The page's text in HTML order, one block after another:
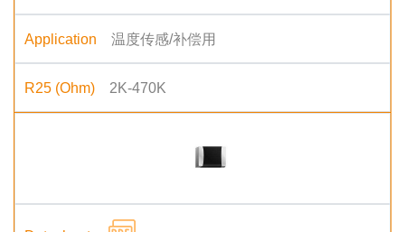
温度传感/补偿用
2K-470K